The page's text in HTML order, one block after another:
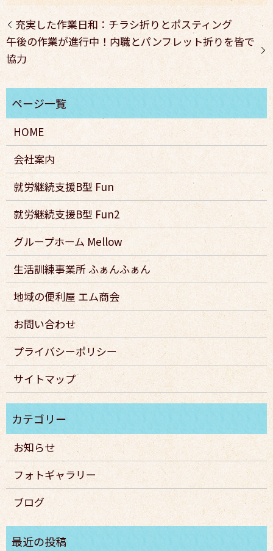
充実した作業日和：チラシ折りとポスティング
午後の作業が進行中！内職とパンフレット折りを皆で
協力
HOME
会社案内
就労継続支援B型 Fun
就労継続支援B型 Fun2
グループホーム Mellow
生活訓練事業所 ふぁんふぁん
地域の便利屋 エム商会
お問い合わせ
プライバシーポリシー
サイトマップ
お知らせ
フォトギャラリー
ブログ